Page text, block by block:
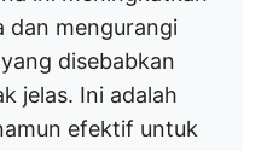
dan mengurangi
disebabkan
jelas. Ini adalah
efektif untuk